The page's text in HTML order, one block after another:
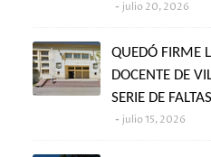
julio 20, 2026
QUEDÓ FIRME
DOCENTE DE
SERIE DE
julio 15, 2026